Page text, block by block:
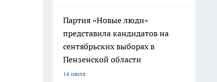
Партия «Новые люди»
представила кандидатов на
сентябрьских выборах в
Пензенской области
14 июля